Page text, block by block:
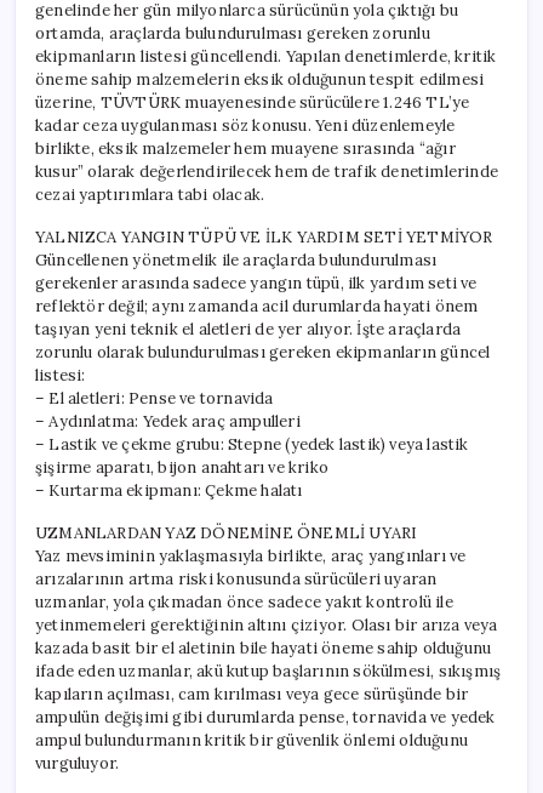
Düzenlemeleri
ve
Cezalar
genelinde her gün milyonlarca sürücünün yola çıktığı bu
ortamda, araçlarda bulundurulması gereken zorunlu
ekipmanların listesi güncellendi. Yapılan denetimlerde, kritik
öneme sahip malzemelerin eksik olduğunun tespit edilmesi
üzerine, TÜVTÜRK muayenesinde sürücülere 1.246 TL’ye
kadar ceza uygulanması söz konusu. Yeni düzenlemeyle
birlikte, eksik malzemeler hem muayene sırasında “ağır
kusur” olarak değerlendirilecek hem de trafik denetimlerinde
cezai yaptırımlara tabi olacak.
YALNIZCA YANGIN TÜPÜ VE İLK YARDIM SETİ YETMİYOR
Güncellenen yönetmelik ile araçlarda bulundurulması
gerekenler arasında sadece yangın tüpü, ilk yardım seti ve
reflektör değil; aynı zamanda acil durumlarda hayati önem
taşıyan yeni teknik el aletleri de yer alıyor. İşte araçlarda
zorunlu olarak bulundurulması gereken ekipmanların güncel
listesi:
– El aletleri: Pense ve tornavida
– Aydınlatma: Yedek araç ampulleri
– Lastik ve çekme grubu: Stepne (yedek lastik) veya lastik
şişirme aparatı, bijon anahtarı ve kriko
– Kurtarma ekipmanı: Çekme halatı
UZMANLARDAN YAZ DÖNEMİNE ÖNEMLİ UYARI
Yaz mevsiminin yaklaşmasıyla birlikte, araç yangınları ve
arızalarının artma riski konusunda sürücüleri uyaran
uzmanlar, yola çıkmadan önce sadece yakıt kontrolü ile
yetinmemeleri gerektiğinin altını çiziyor. Olası bir arıza veya
kazada basit bir el aletinin bile hayati öneme sahip olduğunu
ifade eden uzmanlar, akü kutup başlarının sökülmesi, sıkışmış
kapıların açılması, cam kırılması veya gece sürüşünde bir
ampulün değişimi gibi durumlarda pense, tornavida ve yedek
ampul bulundurmanın kritik bir güvenlik önlemi olduğunu
vurguluyor.